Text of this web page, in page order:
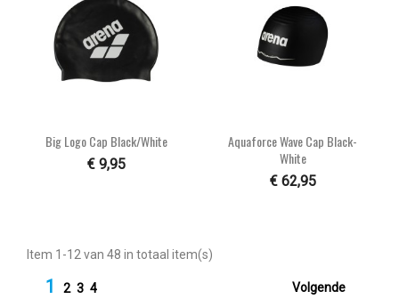
Big Logo Cap Black/white
€ 9,95
Aquaforce Wave Cap Black-
White
€ 62,95
Item 1-12 van 48 in totaal item(s)
1 2 3 4 Volgende